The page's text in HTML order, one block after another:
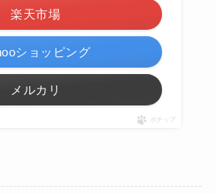
楽天市場
ショッピング
メルカリ
ポチップ